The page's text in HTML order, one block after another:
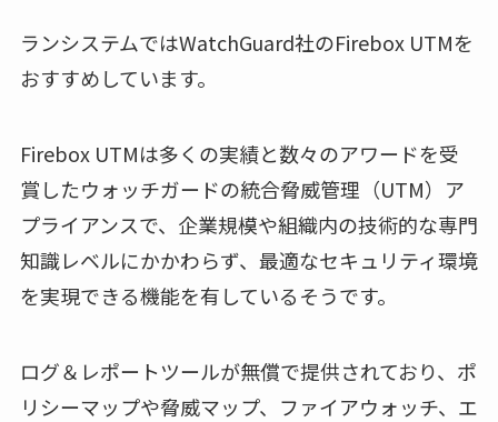
ランシステムではWatchGuard社のFirebox UTMを
おすすめしています。
Firebox UTMは多くの実績と数々のアワードを受
賞したウォッチガードの統合脅威管理（UTM）ア
プライアンスで、企業規模や組織内の技術的な専門
知識レベルにかかわらず、最適なセキュリティ環境
を実現できる機能を有しているそうです。
ログ＆レポートツールが無償で提供されており、ポ
リシーマップや脅威マップ、ファイアウォッチ、エ